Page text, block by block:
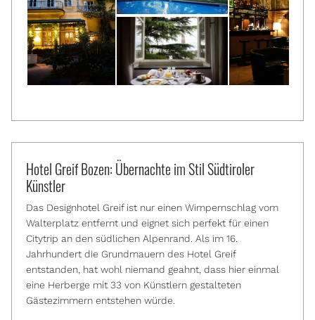
Hotel Greif Bozen: Übernachte im Stil Südtiroler
Künstler
Das Designhotel Greif ist nur einen Wimpernschlag vom
Walterplatz entfernt und eignet sich perfekt für einen
Citytrip an den südlichen Alpenrand. Als im 16.
Jahrhundert die Grundmauern des Hotel Greif
entstanden, hat wohl niemand geahnt, dass hier einmal
eine Herberge mit 33 von Künstlern gestalteten
Gästezimmern entstehen würde.